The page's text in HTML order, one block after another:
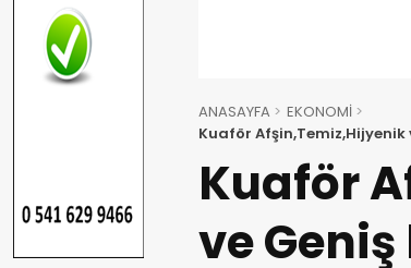
ANASAYFA
EKONOMİ
Kuaför
Kuaför
ve